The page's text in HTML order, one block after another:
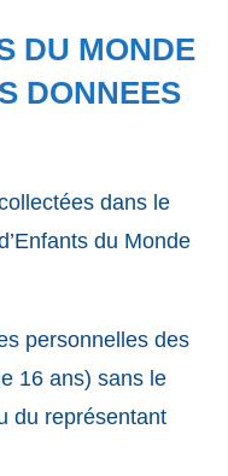
DU MONDE
DONNEES
dans le
du Monde
personnelles des
16 ans) sans le
du représentant